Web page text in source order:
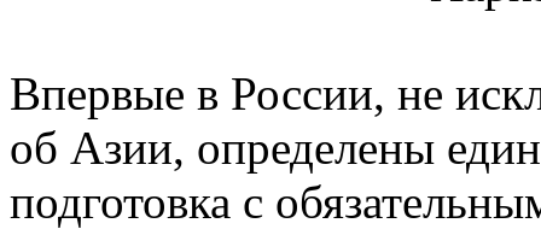
Впервые в России, не
об Азии, определены
подготовка с